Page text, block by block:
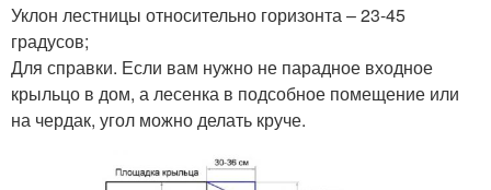
Уклон лестницы относительно горизонта – 23-45
градусов;
Для справки. Если вам нужно не парадное входное
крыльцо в дом, а лесенка в подсобное помещение или
на чердак, угол можно делать круче.